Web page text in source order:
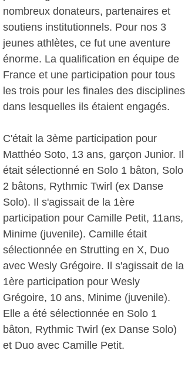
nombreux donateurs, partenaires et
soutiens institutionnels. Pour nos 3
jeunes athlètes, ce fut une aventure
énorme. La qualification en équipe de
France et une participation pour tous
les trois pour les finales des disciplines
dans lesquelles ils étaient engagés.
C'était la 3ème participation pour
Matthéo Soto, 13 ans, garçon Junior. Il
était sélectionné en Solo 1 bâton, Solo
2 bâtons, Rythmic Twirl (ex Danse
Solo). Il s'agissait de la 1ère
participation pour Camille Petit, 11ans,
Minime (juvenile). Camille était
sélectionnée en Strutting en X, Duo
avec Wesly Grégoire. Il s'agissait de la
1ère participation pour Wesly
Grégoire, 10 ans, Minime (juvenile).
Elle a été sélectionnée en Solo 1
bâton, Rythmic Twirl (ex Danse Solo)
et Duo avec Camille Petit.